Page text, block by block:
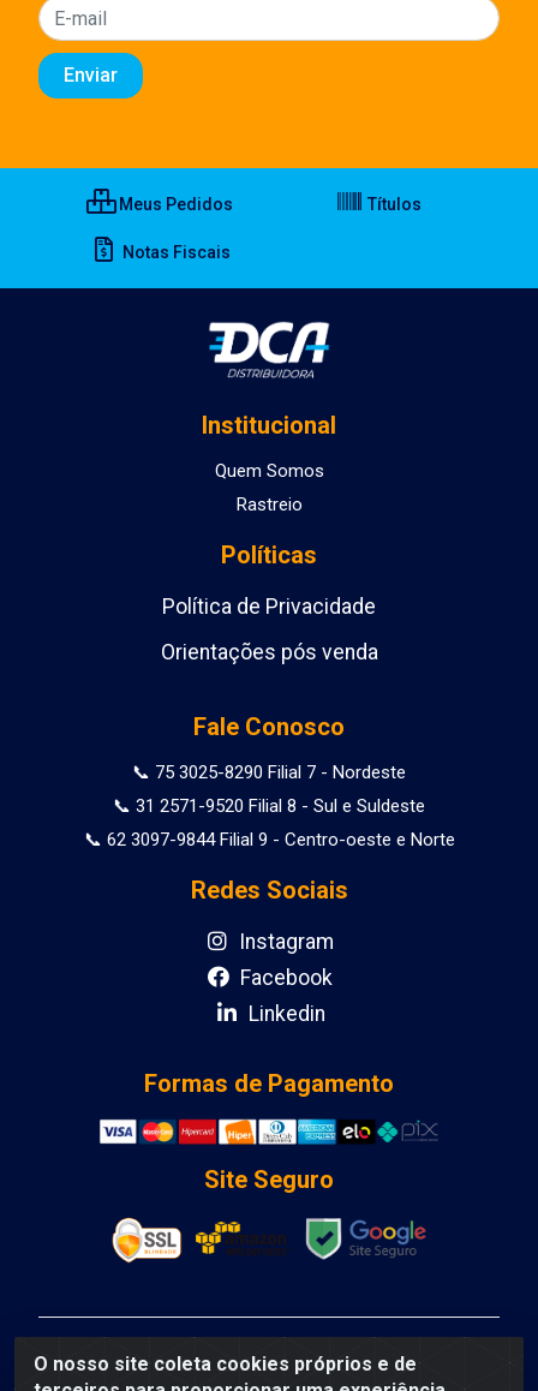
O nosso site coleta cookies próprios e de
Meus Pedidos Títulos
Notas Fiscais
Institucional
Quem Somos
Rastreio
Políticas
Política de Privacidade
Orientações pós venda
Fale Conosco
📞 75 3025-8290 Filial 7 - Nordeste
📞 31 2571-9520 Filial 8 - Sul e Suldeste
📞 62 3097-9844 Filial 9 - Centro-oeste e Norte
Redes Sociais
Instagram
Facebook
Linkedin
Formas de Pagamento
Site Seguro
DCA DISTRIBUIDORA DE COSMETICOS LTDA - AV
DEPUTADO LUIS EDUARDO MAGALHAES, Humildes,